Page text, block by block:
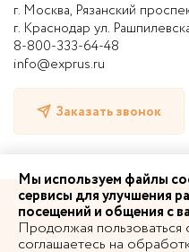
г. Москва, Рязанский
г. Краснодар ул.
8-800-333-64-48
info@exprus.ru
Заказать звонок
© 2010-2026 | НП «СРО
0399004
Выписка из реестра СРО
Мы используем файлы
сервисы для улучшения
посещений и общения с
Продолжая пользоваться
соглашаетесь на